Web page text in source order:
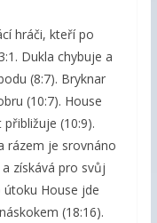
hráči, kteří po
Dukla chybuje a
(8:7). Bryknar
(10:7). House
(10:9).
rázem je srovnáno
získává pro svůj
útoku House jde
(18:16).